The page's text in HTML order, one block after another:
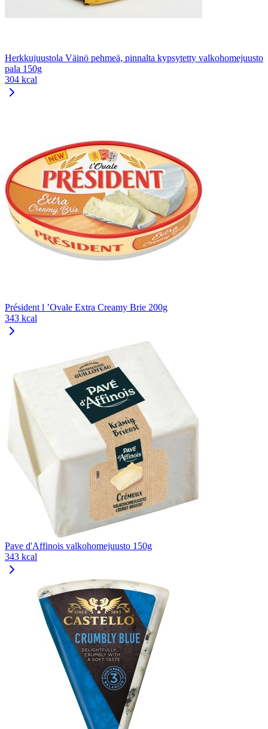
Herkkujuustola Väinö pehmeä, pinnalta kypsytetty valkohomejuusto
pala 150g
304 kcal
Président l ’Ovale Extra Creamy Brie 200g
343 kcal
Pave d'Affinois valkohomejuusto 150g
343 kcal